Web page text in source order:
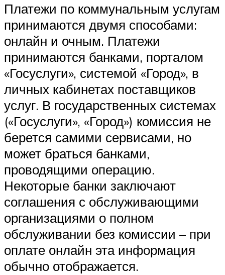
Платежи по коммунальным услугам
принимаются двумя способами:
онлайн и очным. Платежи
принимаются банками, порталом
«Госуслуги», системой «Город», в
личных кабинетах поставщиков
услуг. В государственных системах
(«Госуслуги», «Город») комиссия не
берется самими сервисами, но
может браться банками,
проводящими операцию.
Некоторые банки заключают
соглашения с обслуживающими
организациями о полном
обслуживании без комиссии – при
оплате онлайн эта информация
обычно отображается.